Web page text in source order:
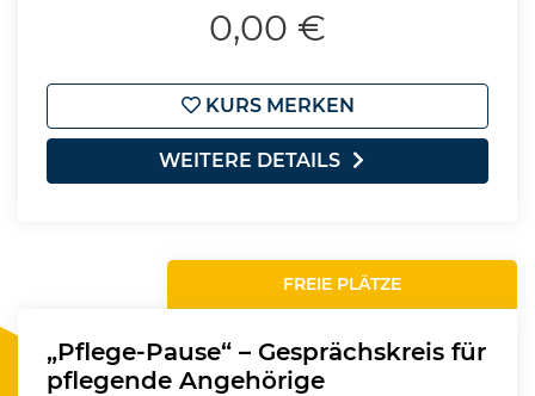
0,00 €
KURS MERKEN
WEITERE DETAILS
FREIE PLÄTZE
„Pflege-Pause“ – Gesprächskreis für
pflegende Angehörige